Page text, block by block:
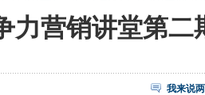
力营销讲堂第二
我来说